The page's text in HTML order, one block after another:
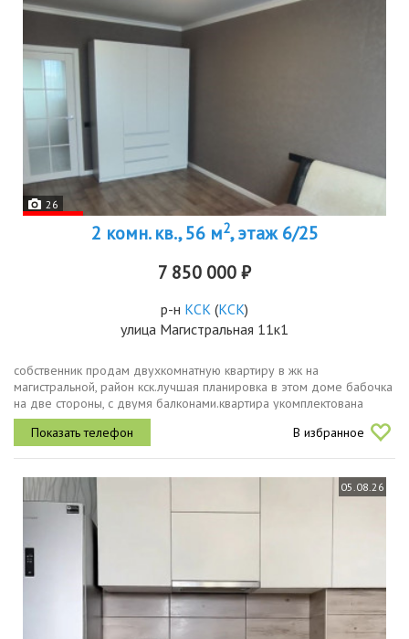
26
2 комн. кв., 56 м2, этаж 6/25
7 850 000 ₽
р-н КСК (КСК)
улица Магистральная 11к1
собственник продам двухкомнатную квартиру в жк на
магистральной, район кск.лучшая планировка в этом доме бабочка
на две стороны, с двумя балконами.квартира укомплектована
мебелью и техникой, все остаётсяремонт делался для себя
натяжные потолки,...
В избранное
05.08.26